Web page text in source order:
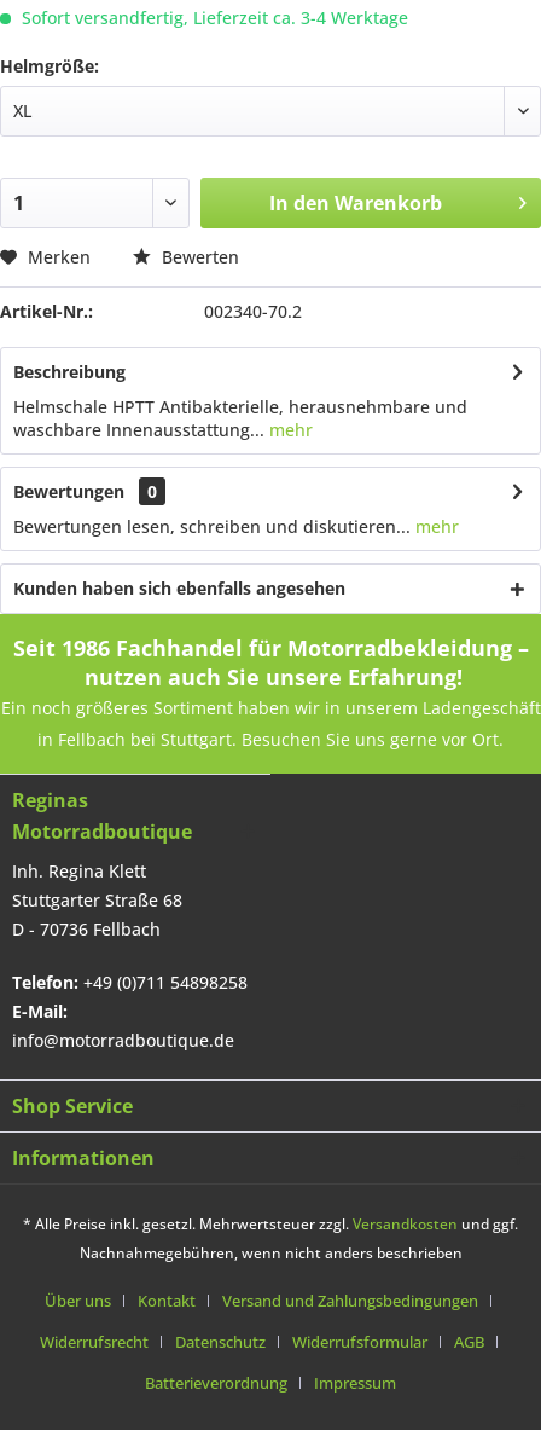
Sofort versandfertig, Lieferzeit ca. 3-4 Werktage
Helmgröße:
In den Warenkorb
Merken Bewerten
Artikel-Nr.: 002340-70.2
Beschreibung
Helmschale HPTT Antibakterielle, herausnehmbare und
waschbare Innenausstattung... mehr
Bewertungen
0
Bewertungen lesen, schreiben und diskutieren... mehr
Kunden haben sich ebenfalls angesehen
Seit 1986 Fachhandel für Motorradbekleidung –
nutzen auch Sie unsere Erfahrung!
Ein noch größeres Sortiment haben wir in unserem Ladengeschäft
in Fellbach bei Stuttgart. Besuchen Sie uns gerne vor Ort.
Reginas
Motorradboutique
Inh. Regina Klett
Stuttgarter Straße 68
D - 70736 Fellbach
Telefon: +49 (0)711 54898258
E-Mail:
info@motorradboutique.de
Shop Service
Informationen
* Alle Preise inkl. gesetzl. Mehrwertsteuer zzgl.Versandkosten und ggf.
Nachnahmegebühren, wenn nicht anders beschrieben
Über uns Kontakt
Versand und Zahlungsbedingungen
Widerrufsrecht
Datenschutz Widerrufsformular
AGB
Batterieverordnung
Impressum